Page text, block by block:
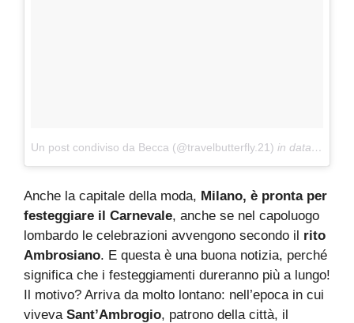
Un post condiviso da Becca (@travelbutterfly.21) in data:
Anche la capitale della moda, Milano, è pronta per
festeggiare il Carnevale, anche se nel capoluogo
lombardo le celebrazioni avvengono secondo il rito
Ambrosiano. E questa è una buona notizia, perché
significa che i festeggiamenti dureranno più a lungo!
Il motivo? Arriva da molto lontano: nell’epoca in cui
viveva Sant’Ambrogio, patrono della città, il